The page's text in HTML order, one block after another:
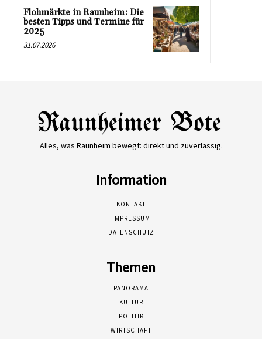
Flohmärkte in Raunheim: Die
besten Tipps und Termine für
2025
31.07.2026
Alles, was Raunheim bewegt: direkt und zuverlässig.
Information
KONTAKT
IMPRESSUM
DATENSCHUTZ
Themen
PANORAMA
KULTUR
POLITIK
WIRTSCHAFT